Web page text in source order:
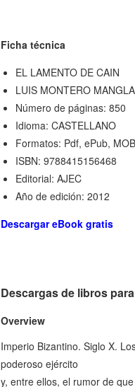
Ficha técnica
EL LAMENTO DE CAIN
LUIS MONTERO
Número de páginas: 850
Idioma: CASTELLANO
Formatos: Pdf, ePub,
ISBN: 9788415156468
Editorial: AJEC
Año de edición: 2012
Descargar eBook gratis
Descargas de libros
Overview
Imperio Bizantino. Siglo X.
poderoso ejército
y, entre ellos, el rumor de